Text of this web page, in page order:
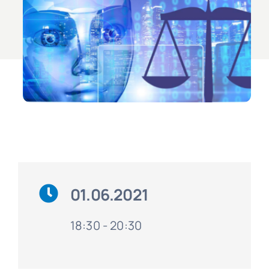
01.06.2021
18:30 - 20:30